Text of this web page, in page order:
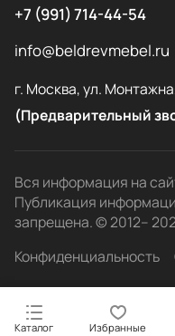
+7 (991) 714-44-54
info@beldrevmebel.ru
г. Москва, ул.
(Предварительный
Вся информация на
Публикация
запрещена. © 2012–
Конфиденциальность
Каталог Избранные